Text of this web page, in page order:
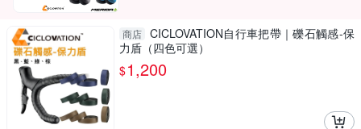
商店 CICLOVATION自行車把帶｜礫石觸感-保
力盾（四色可選）
$1,200